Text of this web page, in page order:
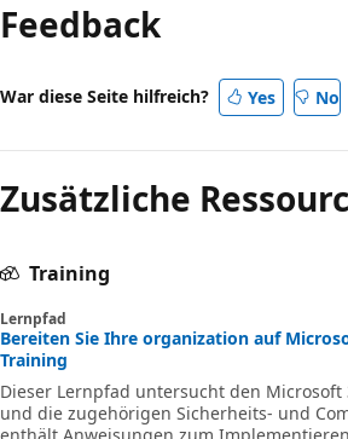
Feedback
War diese Seite hilfreich? Yes No
Zusätzliche
Training
Lernpfad
Bereiten Sie Ihre organization auf
Training
Dieser Lernpfad untersucht den Microsoft
und die zugehörigen Sicherheits- und